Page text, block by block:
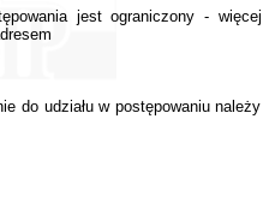
jest ograniczony - więcej
do udziału w postępowaniu należy